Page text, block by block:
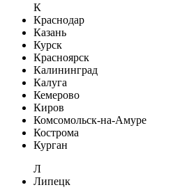
К
Краснодар
Казань
Курск
Красноярск
Калининград
Калуга
Кемерово
Киров
Комсомольск-на-Амуре
Кострома
Курган
Л
Липецк